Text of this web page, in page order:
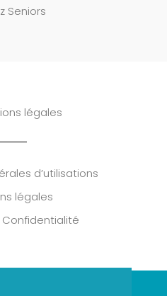
Seniors
légales
d’utilisations
légales
Confidentialité